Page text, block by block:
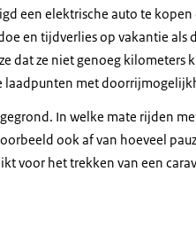
een elektrische auto te kopen
en tijdverlies op vakantie
dat ze niet genoeg kilometers
laadpunten met
In welke mate rijden
ook af van hoeveel
voor het trekken van een